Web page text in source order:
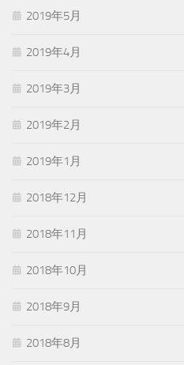
2019年5月
2019年4月
2019年3月
2019年2月
2019年1月
2018年12月
2018年11月
2018年10月
2018年9月
2018年8月